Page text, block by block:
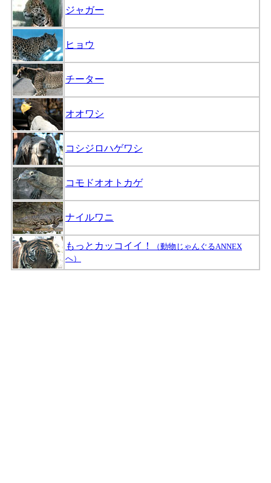
ジャガー
ヒョウ
チーター
オオワシ
コシジロハゲワシ
コモドオオトカゲ
ナイルワニ
もっとカッコイイ！
（動物じゃんぐるANNEX
へ）